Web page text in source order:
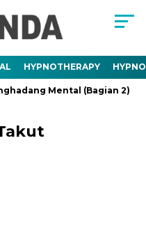
HYPNOTHERAPY
(Bagian 2)